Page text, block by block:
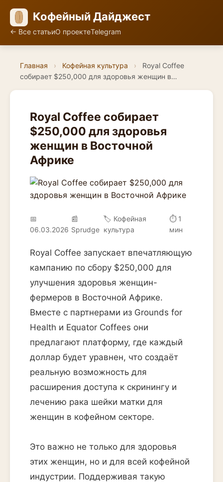
Кофейный Дайджест
← Все статьиО проектеTelegram
Главная › Кофейная культура ›
Royal Coffee
собирает $250,000 для здоровья женщин в…
Royal Coffee собирает
$250,000 для здоровья
женщин в Восточной
Африке
📅
06.03.2026
📰
Sprudge
🏷️ Кофейная
культура
⏱ 1
мин
Royal Coffee запускает впечатляющую
кампанию по сбору $250,000 для
улучшения здоровья женщин-
фермеров в Восточной Африке.
Вместе с партнерами из Grounds for
Health и Equator Coffees они
предлагают платформу, где каждый
доллар будет уравнен, что создаёт
реальную возможность для
расширения доступа к скринингу и
лечению рака шейки матки для
женщин в кофейном секторе.
Это важно не только для здоровья
этих женщин, но и для всей кофейной
индустрии. Поддерживая такую